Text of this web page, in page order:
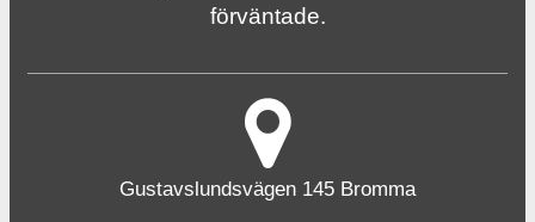
förväntade.
Gustavslundsvägen 145 Bromma